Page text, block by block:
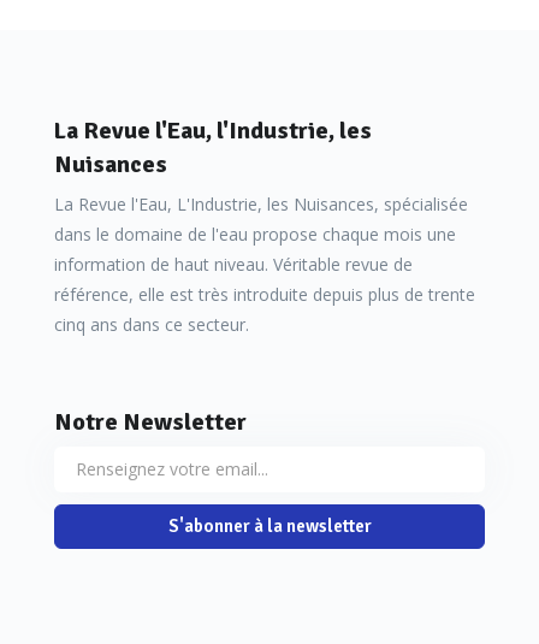
La Revue l'Eau, l'Industrie, les
Nuisances
La Revue l'Eau, L'Industrie, les Nuisances, spécialisée
dans le domaine de l'eau propose chaque mois une
information de haut niveau. Véritable revue de
référence, elle est très introduite depuis plus de trente
cinq ans dans ce secteur.
Notre Newsletter
S'abonner à la newsletter